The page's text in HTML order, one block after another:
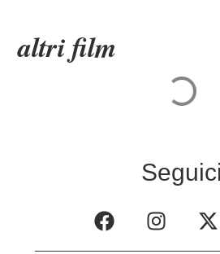
altri film
Seguici